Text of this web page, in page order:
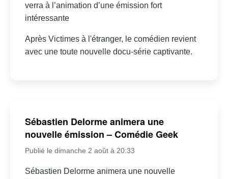
verra à l’animation d’une émission fort
intéressante
Après Victimes à l'étranger, le comédien revient
avec une toute nouvelle docu-série captivante.
Sébastien Delorme animera une
nouvelle émission – Comédie Geek
Publié le dimanche 2 août à 20:33
Sébastien Delorme animera une nouvelle